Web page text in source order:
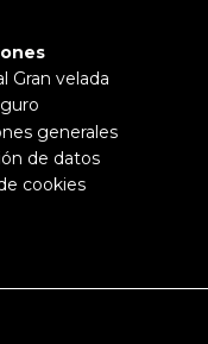
Gran velada
generales
de datos
cookies